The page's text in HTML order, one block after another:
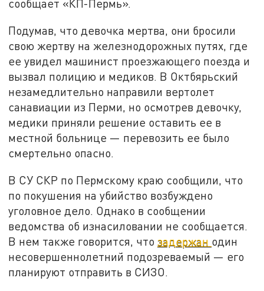
сообщает «КП-Пермь».
Подумав, что девочка мертва, они бросили
свою жертву на железнодорожных путях, где
ее увидел машинист проезжающего поезда и
вызвал полицию и медиков. В Октбярьский
незамедлительно направили вертолет
санавиации из Перми, но осмотрев девочку,
медики приняли решение оставить ее в
местной больнице — перевозить ее было
смертельно опасно.
В СУ СКР по Пермскому краю сообщили, что
по покушения на убийство возбуждено
уголовное дело. Однако в сообщении
ведомства об изнасиловании не сообщается.
В нем также говорится, чтозадержан один
несовершеннолетний подозреваемый — его
планируют отправить в СИЗО.